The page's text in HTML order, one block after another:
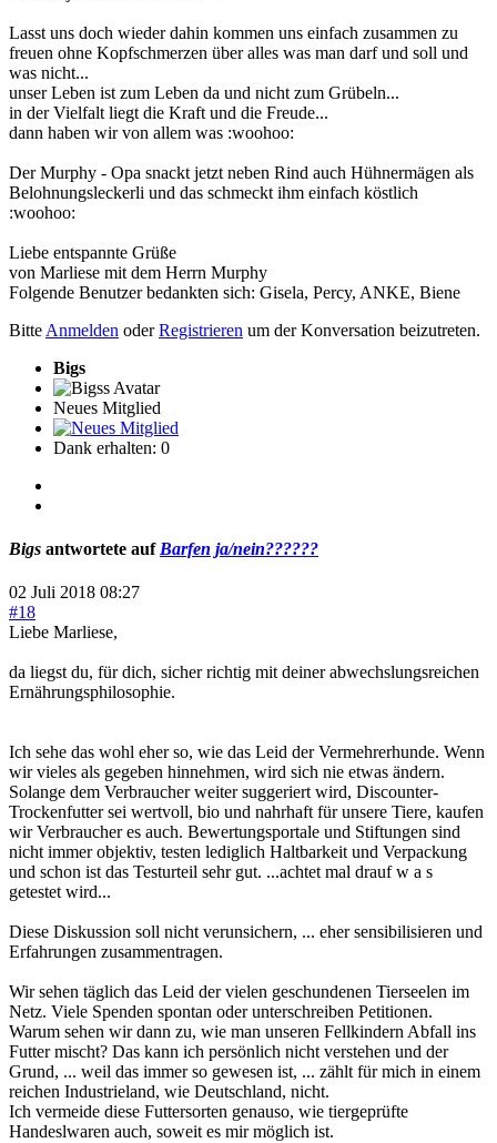
Lasst uns doch wieder dahin kommen uns einfach zusammen zu
freuen ohne Kopfschmerzen über alles was man darf und soll und
was nicht...
unser Leben ist zum Leben da und nicht zum Grübeln...
in der Vielfalt liegt die Kraft und die Freude...
dann haben wir von allem was :woohoo:
Der Murphy - Opa snackt jetzt neben Rind auch Hühnermägen als
Belohnungsleckerli und das schmeckt ihm einfach köstlich
:woohoo:
Liebe entspannte Grüße
von Marliese mit dem Herrn Murphy
Folgende Benutzer bedankten sich: Gisela, Percy, ANKE, Biene
Bitte Anmelden oderRegistrieren um der Konversation beizutreten.
Bigs
Neues Mitglied
Dank erhalten: 0
Bigs antwortete auf Barfen ja/nein??????
02 Juli 2018 08:27
#18
Liebe Marliese,
da liegst du, für dich, sicher richtig mit deiner abwechslungsreichen
Ernährungsphilosophie.
Ich sehe das wohl eher so, wie das Leid der Vermehrerhunde. Wenn
wir vieles als gegeben hinnehmen, wird sich nie etwas ändern.
Solange dem Verbraucher weiter suggeriert wird, Discounter-
Trockenfutter sei wertvoll, bio und nahrhaft für unsere Tiere, kaufen
wir Verbraucher es auch. Bewertungsportale und Stiftungen sind
nicht immer objektiv, testen lediglich Haltbarkeit und Verpackung
und schon ist das Testurteil sehr gut. ...achtet mal drauf w a s
getestet wird...
Diese Diskussion soll nicht verunsichern, ... eher sensibilisieren und
Erfahrungen zusammentragen.
Wir sehen täglich das Leid der vielen geschundenen Tierseelen im
Netz. Viele Spenden spontan oder unterschreiben Petitionen.
Warum sehen wir dann zu, wie man unseren Fellkindern Abfall ins
Futter mischt? Das kann ich persönlich nicht verstehen und der
Grund, ... weil das immer so gewesen ist, ... zählt für mich in einem
reichen Industrieland, wie Deutschland, nicht.
Ich vermeide diese Futtersorten genauso, wie tiergeprüfte
Handeslwaren auch, soweit es mir möglich ist.